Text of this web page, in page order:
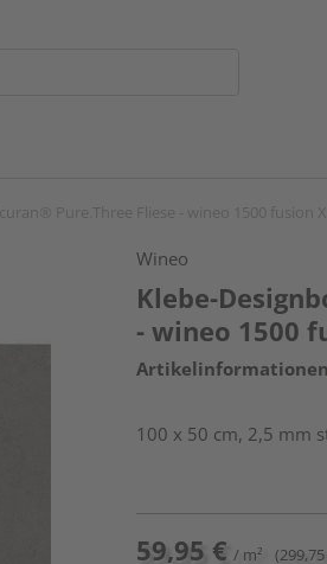
Wineo
Klebe-
- wineo 1500
Artikelinformationen
100 x 50 cm, 2,5 mm
59,95 € / m²